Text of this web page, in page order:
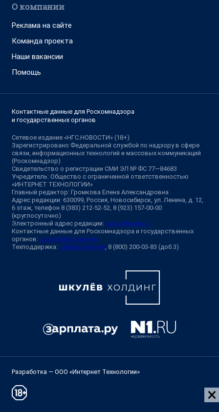
О компании
Реклама на сайте
Команда проекта
Наши вакансии
Помощь
Контактные данные для Роскомнадзора
и государственных органов
Сетевое издание «НГС.НОВОСТИ» (18+)
Зарегистрировано Федеральной службой по надзору в сфере
связи, информационных технологий и массовых коммуникаций
(Роскомнадзор)
Свидетельство о регистрации СМИ ЭЛ № ФС 77—84683
Учредитель: Общество с ограниченной ответственностью
«ИНТЕРНЕТ ТЕХНОЛОГИИ»
Главный редактор: Громкова Елена Александровна
Адрес редакции: 630099, Россия, Новосибирск, ул. Ленина, д. 12,
6 этаж, телефон 8 (383) 212-52-52, 8 (923) 157-00-00
(круглосуточно)
Электронный адрес редакции: ngs@shkulev.ru
Контактные данные для Роскомнадзора и государственных
органов: juristnsk@shkulev.ru
Техподдержка: help@shkulev.ru , 8 (800) 200-03-83 (доб.3)
Разработка — ООО «Интернет Технологии»